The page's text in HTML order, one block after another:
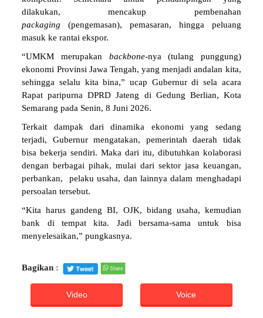
dilakukan, mencakup pembenahan
packaging(pengemasan), pemasaran, hingga peluang
masuk ke rantai ekspor.
“UMKM merupakan backbone-nya (tulang punggung)
ekonomi Provinsi Jawa Tengah, yang menjadi andalan kita,
sehingga selalu kita bina,” ucap Gubernur di sela acara
Rapat paripurna DPRD Jateng di Gedung Berlian, Kota
Semarang pada Senin, 8 Juni 2026.
Terkait dampak dari dinamika ekonomi yang sedang
terjadi, Gubernur mengatakan, pemerintah daerah tidak
bisa bekerja sendiri. Maka dari itu, dibutuhkan kolaborasi
dengan berbagai pihak, mulai dari sektor jasa keuangan,
perbankan, pelaku usaha, dan lainnya dalam menghadapi
persoalan tersebut.
“Kita harus gandeng BI, OJK, bidang usaha, kemudian
bank di tempat kita. Jadi bersama-sama untuk bisa
menyelesaikan,” pungkasnya.
Bagikan :
Video Voice